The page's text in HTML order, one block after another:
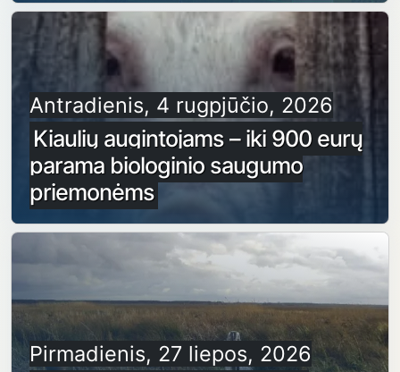
Antradienis, 4 rugpjūčio, 2026
Kiaulių augintojams – iki 900 eurų
parama biologinio saugumo
priemonėms
Pirmadienis, 27 liepos, 2026